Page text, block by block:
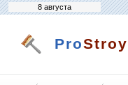
8 августа
ProStroy